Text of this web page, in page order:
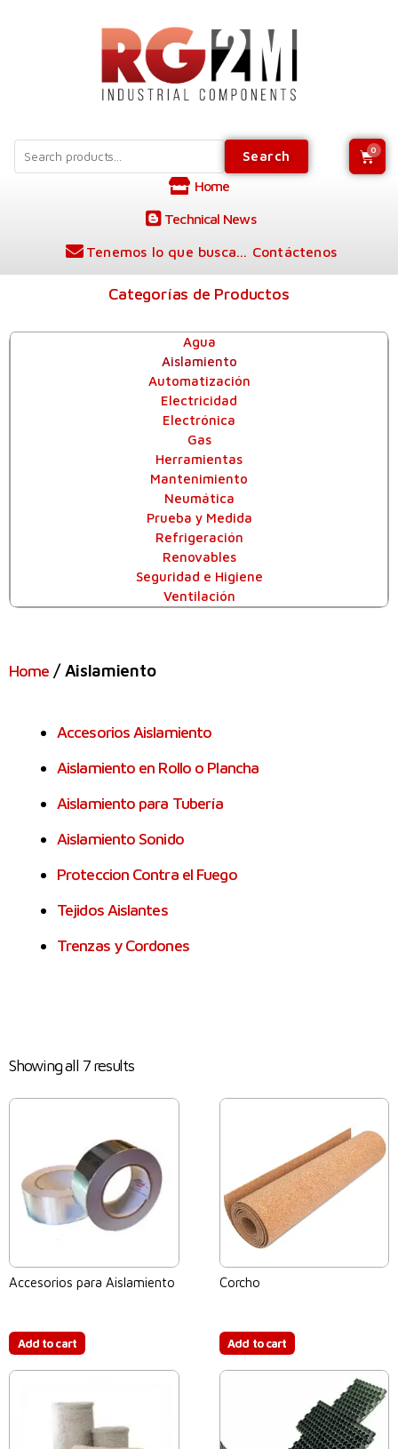
Search
Home
Technical News
Tenemos lo que busca... Contáctenos
Categorías de Productos
Agua
Aislamiento
Automatización
Electricidad
Electrónica
Gas
Herramientas
Mantenimiento
Neumática
Prueba y Medida
Refrigeración
Renovables
Seguridad e Higiene
Ventilación
Home / Aislamiento
Accesorios Aislamiento
Aislamiento en Rollo o Plancha
Aislamiento para Tubería
Aislamiento Sonido
Proteccion Contra el Fuego
Tejidos Aislantes
Trenzas y Cordones
Showing all 7 results
Accesorios para Aislamiento
Add to cart
Corcho
Add to cart